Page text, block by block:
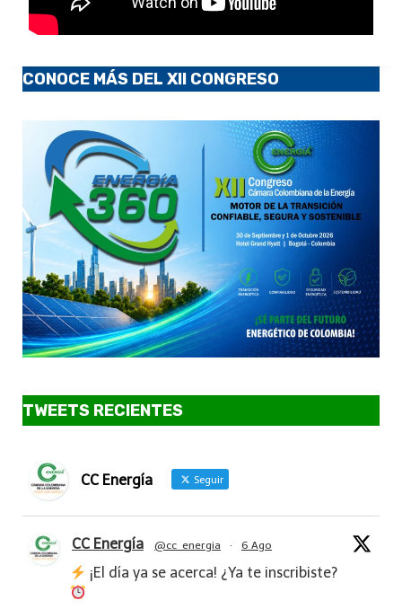
CONOCE MÁS DEL XII CONGRESO
TWEETS RECIENTES
CC Energía Seguir
CC Energía @cc_energia · 6 Ago
¡El día ya se acerca! ¿Ya te inscribiste?